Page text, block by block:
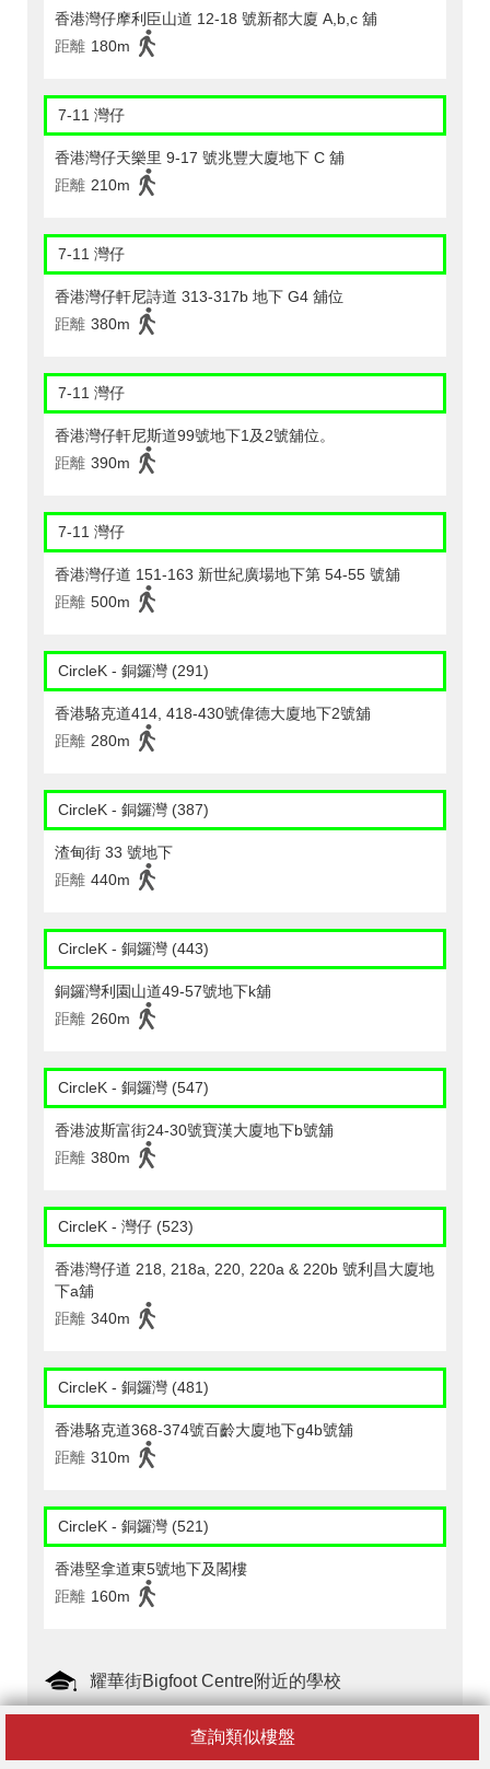
查詢類似樓盤
香港灣仔摩利臣山道 12-18 號新都大廈 A,b,c 舖
距離 180m
7-11 灣仔
香港灣仔天樂里 9-17 號兆豐大廈地下 C 舖
距離 210m
7-11 灣仔
香港灣仔軒尼詩道 313-317b 地下 G4 舖位
距離 380m
7-11 灣仔
香港灣仔軒尼斯道99號地下1及2號舖位。
距離 390m
7-11 灣仔
香港灣仔道 151-163 新世紀廣場地下第 54-55 號舖
距離 500m
CircleK - 銅鑼灣 (291)
香港駱克道414, 418-430號偉德大廈地下2號舖
距離 280m
CircleK - 銅鑼灣 (387)
渣甸街 33 號地下
距離 440m
CircleK - 銅鑼灣 (443)
銅鑼灣利園山道49-57號地下k舖
距離 260m
CircleK - 銅鑼灣 (547)
香港波斯富街24-30號寶漢大廈地下b號舖
距離 380m
CircleK - 灣仔 (523)
香港灣仔道 218, 218a, 220, 220a & 220b 號利昌大廈地
下a舖
距離 340m
CircleK - 銅鑼灣 (481)
香港駱克道368-374號百齡大廈地下g4b號舖
距離 310m
CircleK - 銅鑼灣 (521)
香港堅拿道東5號地下及閣樓
距離 160m
耀華街Bigfoot Centre附近的學校
保良局金銀業貿易場張凝文學校